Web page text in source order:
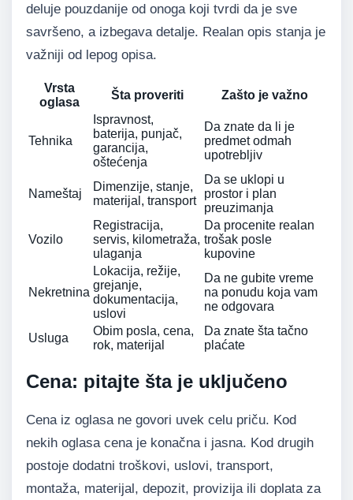
deluje pouzdanije od onoga koji tvrdi da je sve
savršeno, a izbegava detalje. Realan opis stanja je
važniji od lepog opisa.
Vrsta
oglasa
Šta proveriti Zašto je važno
Tehnika
Ispravnost,
baterija, punjač,
garancija,
oštećenja
Da znate da li je
predmet odmah
upotrebljiv
Nameštaj
Dimenzije, stanje,
materijal, transport
Da se uklopi u
prostor i plan
preuzimanja
Vozilo
Registracija,
servis, kilometraža,
ulaganja
Da procenite realan
trošak posle
kupovine
Nekretnina
Lokacija, režije,
grejanje,
dokumentacija,
uslovi
Da ne gubite vreme
na ponudu koja vam
ne odgovara
Usluga
Obim posla, cena,
rok, materijal
Da znate šta tačno
plaćate
Cena: pitajte šta je uključeno
Cena iz oglasa ne govori uvek celu priču. Kod
nekih oglasa cena je konačna i jasna. Kod drugih
postoje dodatni troškovi, uslovi, transport,
montaža, materijal, depozit, provizija ili doplata za